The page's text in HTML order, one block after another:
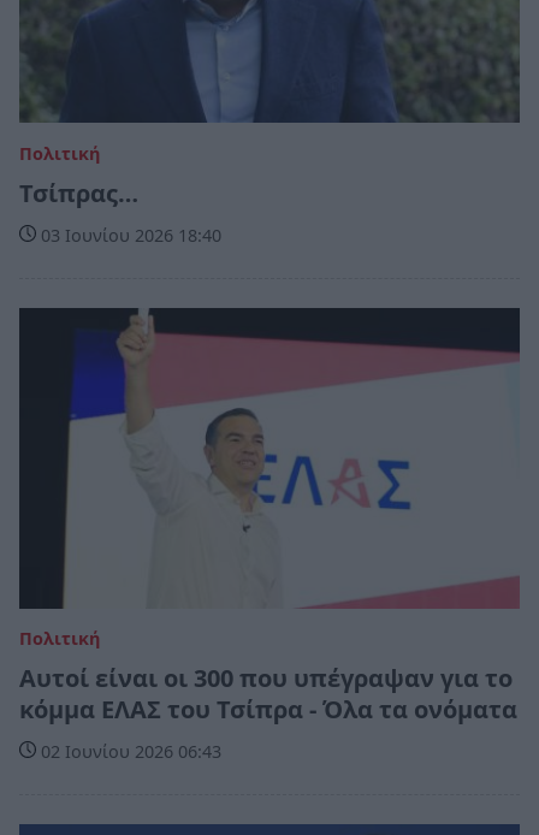
Πολιτική
Τσίπρας…
03 Ιουνίου 2026 18:40
Πολιτική
Αυτοί είναι οι 300 που υπέγραψαν για το
κόμμα ΕΛΑΣ του Τσίπρα - Όλα τα ονόματα
02 Ιουνίου 2026 06:43